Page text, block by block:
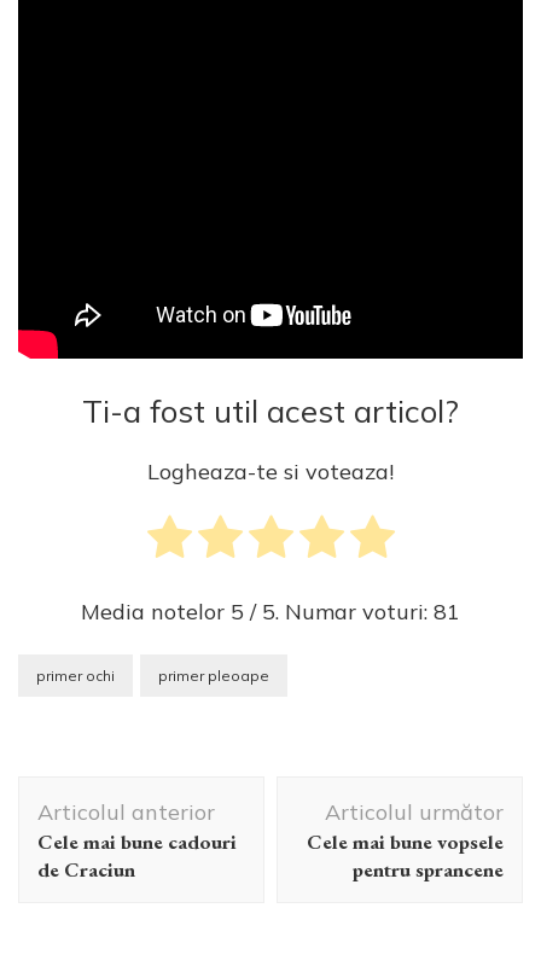
Ti-a fost util acest articol?
Logheaza-te si voteaza!
Media notelor 5 / 5. Numar voturi: 81
primer ochi primer pleoape
în
articole
Articolul anterior
Cele mai bune cadouri
de Craciun
Articolul următor
Cele mai bune vopsele
pentru sprancene